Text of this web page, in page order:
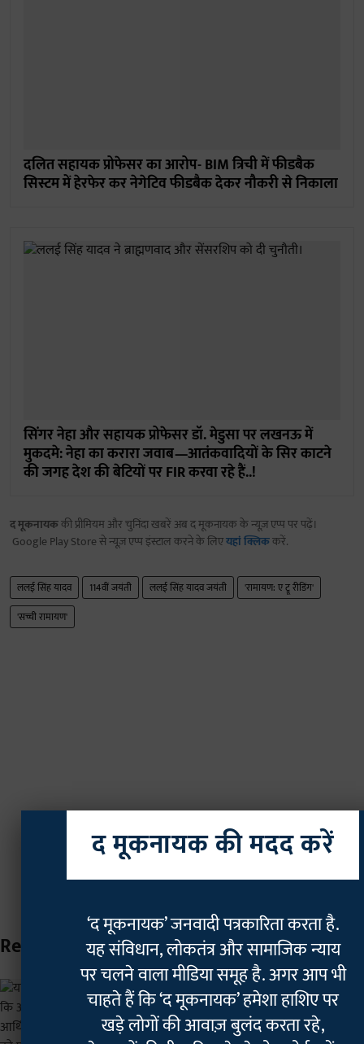
दलित सहायक प्रोफेसर का आरोप- BIM त्रिची में फीडबैक
सिस्टम में हेरफेर कर नेगेटिव फीडबैक देकर नौकरी से निकाला
सिंगर नेहा और सहायक प्रोफेसर डॉ. मेडुसा पर लखनऊ में
मुकदमे: नेहा का करारा जवाब—आतंकवादियों के सिर काटने
की जगह देश की बेटियों पर FIR करवा रहे हैं..!
द मूकनायककी प्रीमियम और चुनिंदा खबरें अब द मूकनायक के न्यूज़ एप्प पर पढ़ें।
Google Play Store से न्यूज़ एप्प इंस्टाल करने के लिएयहां क्लिककरें.
ललई सिंह यादव 114वीं जयंती ललई सिंह यादव जयंती
'रामायण: ए ट्रू रीडिंग'
'सच्ची रामायण'
Related Stories
SC/ST में ‘क्रीमी लेयर’ लागू करने को लेकर केंद्र
का विरोध, कहा- आरक्षण का आधार सिर्फ
आर्थिक स्थिति नहीं | सुप्रीम कोर्ट में दी ये दलीलें
द मूकनायक की मदद करें
‘द मूकनायक’ जनवादी पत्रकारिता करता है.
यह संविधान, लोकतंत्र और सामाजिक न्याय
पर चलने वाला मीडिया समूह है. अगर आप भी
चाहते हैं कि ‘द मूकनायक’ हमेशा हाशिए पर
खड़े लोगों की आवाज़ बुलंद करता रहे,